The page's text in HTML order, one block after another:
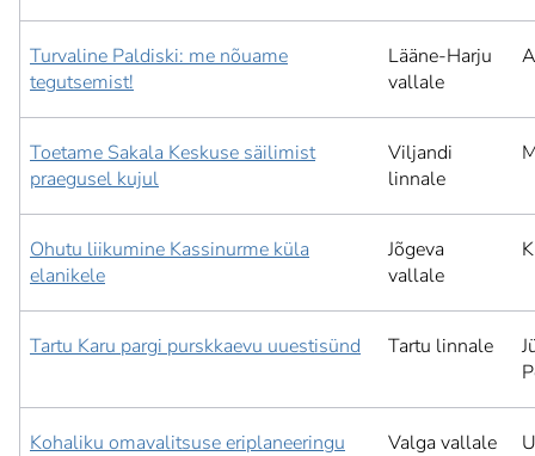
Turvaline Paldiski: me nõuame
tegutsemist!
Lääne-Harju
vallale
Toetame Sakala Keskuse säilimist
praegusel kujul
Viljandi
linnale
Ohutu liikumine Kassinurme küla
elanikele
Jõgeva
vallale
Tartu Karu pargi purskkaevu uuestisünd Tartu linnale
Kohaliku omavalitsuse eriplaneeringu
Valga vallale